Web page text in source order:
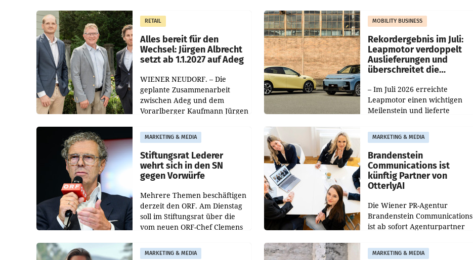
Müller die Initiative „Kreislauf-
Helden“ in allen
österreichischen Müller-Filialen
Die beiden Standorte liegen in
Haag sowie im rund
RETAIL
Alles bereit für den
Wechsel: Jürgen Albrecht
setzt ab 1.1.2027 auf Adeg
WIENER NEUDORF. – Die
geplante Zusammenarbeit
zwischen Adeg und dem
Vorarlberger Kaufmann Jürgen
freigegeben: Die
Bundeswettbewerbsbehörde
und der Bundeskartellanwalt
MOBILITY BUSINESS
Rekordergebnis im Juli:
Leapmotor verdoppelt
Auslieferungen und
überschreitet die
– Im Juli 2026 erreichte
Leapmotor einen wichtigen
Meilenstein und lieferte
aus, womit sich das Ergebnis
gegenüber Juli 2025 mehr als
verdoppelte (+102
MARKETING & MEDIA
Stiftungsrat Lederer
wehrt sich in den SN
gegen Vorwürfe
Mehrere Themen beschäftigen
derzeit den ORF. Am Dienstag
soll im Stiftungsrat über die
vom neuen ORF-Chef Clemens
Besetzungen für die
MARKETING & MEDIA
Brandenstein
Communications ist
künftig Partner von
OtterlyAI
Die Wiener PR-Agentur
Brandenstein Communications
ist ab sofort Agenturpartner
Optimierungsplattform
MARKETING & MEDIA MARKETING & MEDIA